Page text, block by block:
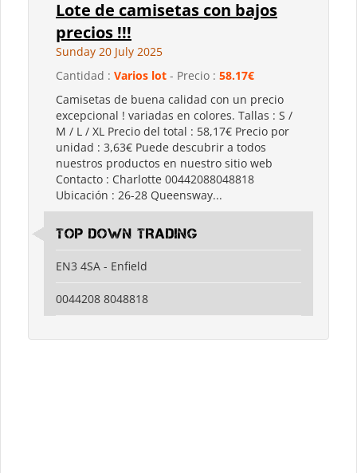
Lote de camisetas con bajos
precios !!!
Sunday 20 July 2025
Cantidad : Varios lot - Precio : 58.17€
Camisetas de buena calidad con un precio
excepcional ! variadas en colores. Tallas : S /
M / L / XL Precio del total : 58,17€ Precio por
unidad : 3,63€ Puede descubrir a todos
nuestros productos en nuestro sitio web
Contacto : Charlotte 00442088048818
Ubicación : 26-28 Queensway...
TOP DOWN TRADING
EN3 4SA - Enfield
0044208 8048818